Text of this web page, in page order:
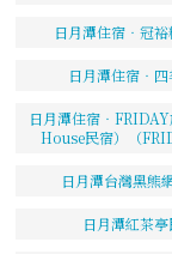
日月潭住宿‧冠裕
日月潭住宿‧四
日月潭住宿
House民宿）（
日月潭台灣黑熊
日月潭紅茶